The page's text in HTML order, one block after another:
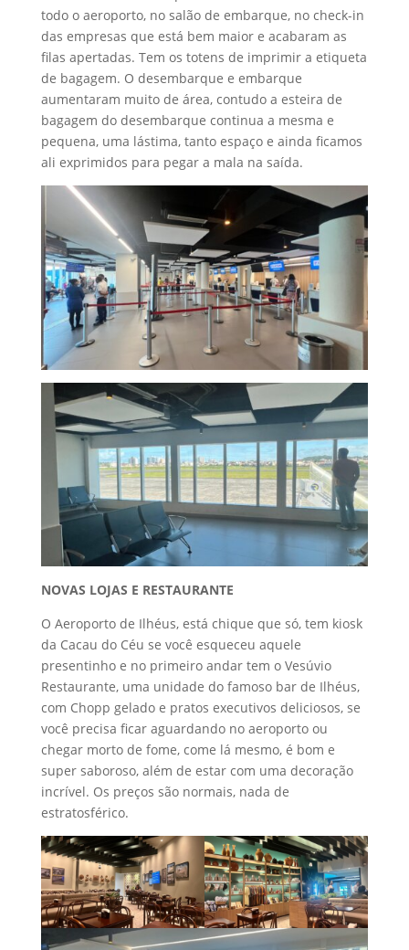
todo o aeroporto, no salão de embarque, no check-in
das empresas que está bem maior e acabaram as
filas apertadas. Tem os totens de imprimir a etiqueta
de bagagem. O desembarque e embarque
aumentaram muito de área, contudo a esteira de
bagagem do desembarque continua a mesma e
pequena, uma lástima, tanto espaço e ainda ficamos
ali exprimidos para pegar a mala na saída.
NOVAS LOJAS E RESTAURANTE
O Aeroporto de Ilhéus, está chique que só, tem kiosk
da Cacau do Céu se você esqueceu aquele
presentinho e no primeiro andar tem o Vesúvio
Restaurante, uma unidade do famoso bar de Ilhéus,
com Chopp gelado e pratos executivos deliciosos, se
você precisa ficar aguardando no aeroporto ou
chegar morto de fome, come lá mesmo, é bom e
super saboroso, além de estar com uma decoração
incrível. Os preços são normais, nada de
estratosférico.